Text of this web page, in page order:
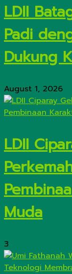
LDII
Padi
Dukung
August 1, 2026
LDII
Muda
3